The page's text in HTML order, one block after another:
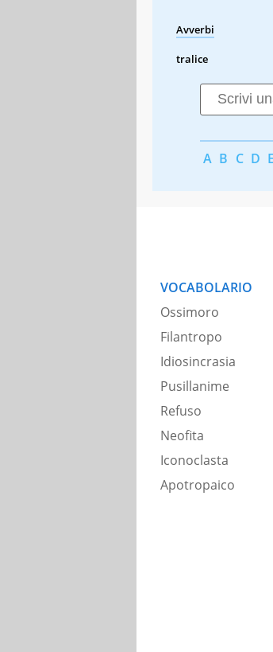
Avverbi
tralice
A B C D E
VOCABOLARIO
Ossimoro
Filantropo
Idiosincrasia
Pusillanime
Refuso
Neofita
Iconoclasta
Apotropaico